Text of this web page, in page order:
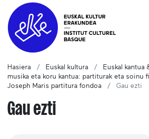
Hasiera Euskal kultura Euskal kantua
musika eta koru kantua: partiturak eta soinu
Joseph Maris partitura fondoa
Gau ezti
Gau ezti